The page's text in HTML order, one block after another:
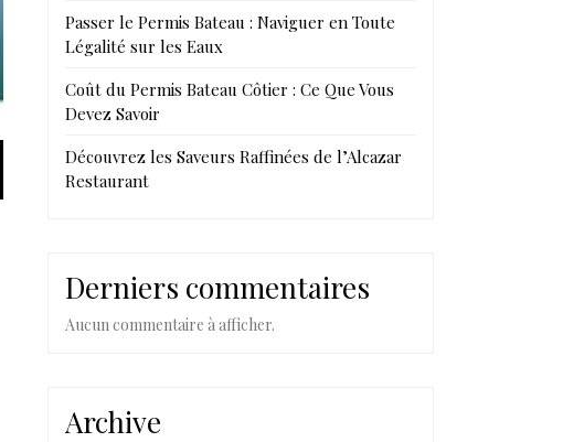
Passer le Permis Bateau : Naviguer en Toute
Légalité sur les Eaux
Coût du Permis Bateau Côtier : Ce Que Vous
Devez Savoir
Découvrez les Saveurs Raffinées de l’Alcazar
Restaurant
Derniers commentaires
Aucun commentaire à afficher.
Archive